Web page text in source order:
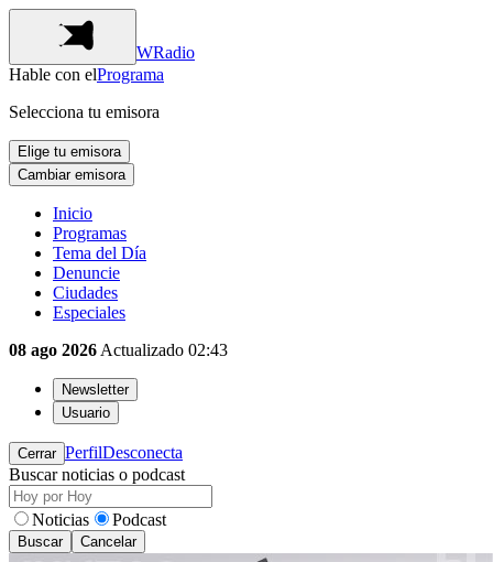
WRadio
Hable con elPrograma
Selecciona tu emisora
Elige tu emisora
Cambiar emisora
Inicio
Programas
Tema del Día
Denuncie
Ciudades
Especiales
08 ago 2026 Actualizado 02:43
Newsletter
Usuario
Cerrar PerfilDesconecta
Buscar noticias o podcast
Noticias Podcast
Buscar Cancelar